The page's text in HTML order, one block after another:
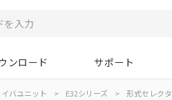
ンロード サポート
バユニット > E32シリーズ > 形式セレクタ